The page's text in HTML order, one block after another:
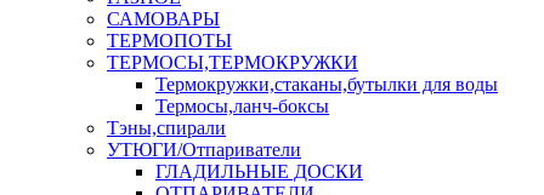
САМОВАРЫ
ТЕРМОПОТЫ
ТЕРМОСЫ,ТЕРМОКРУЖКИ
Термокружки,стаканы,бутылки для воды
Термосы,ланч-боксы
Тэны,спирали
УТЮГИ/Отпариватели
ГЛАДИЛЬНЫЕ ДОСКИ